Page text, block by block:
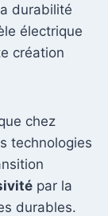
durabilité
électrique
création
chez
technologies
par la
durables.